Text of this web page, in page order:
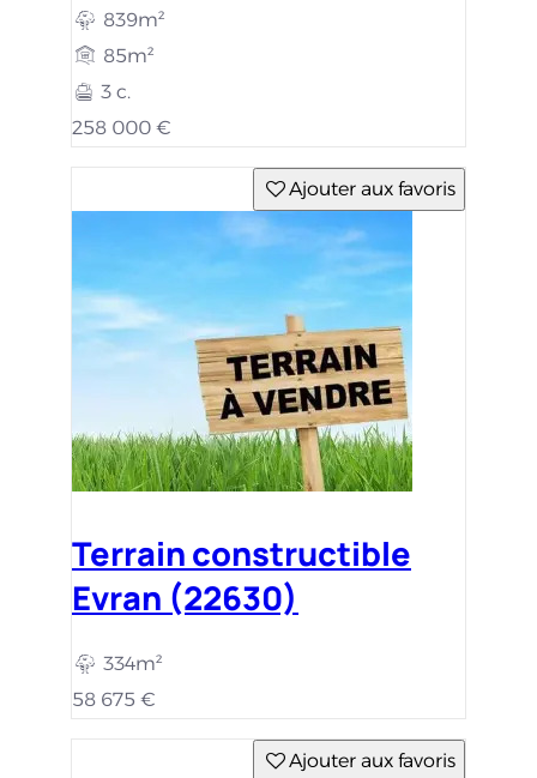
839m²
85m²
3 c.
258 000 €
Ajouter aux favoris
Terrain constructible
Evran (22630)
334m²
58 675 €
Ajouter aux favoris